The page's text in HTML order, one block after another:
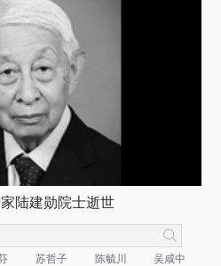
陆建勋院士逝世
苏哲子 陈毓川
吴咸中